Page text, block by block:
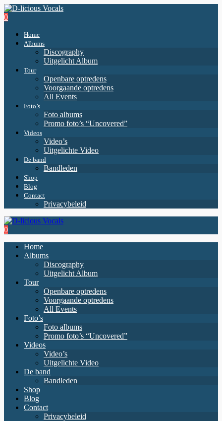
0
Home
Albums
Discography
Uitgelicht Album
Tour
Openbare optredens
Voorgaande optredens
All Events
Foto’s
Foto albums
Promo foto’s “Uncovered”
Videos
Video’s
Uitgelichte Video
De band
Bandleden
Shop
Blog
Contact
Privacybeleid
0
Home
Albums
Discography
Uitgelicht Album
Tour
Openbare optredens
Voorgaande optredens
All Events
Foto’s
Foto albums
Promo foto’s “Uncovered”
Videos
Video’s
Uitgelichte Video
De band
Bandleden
Shop
Blog
Contact
Privacybeleid